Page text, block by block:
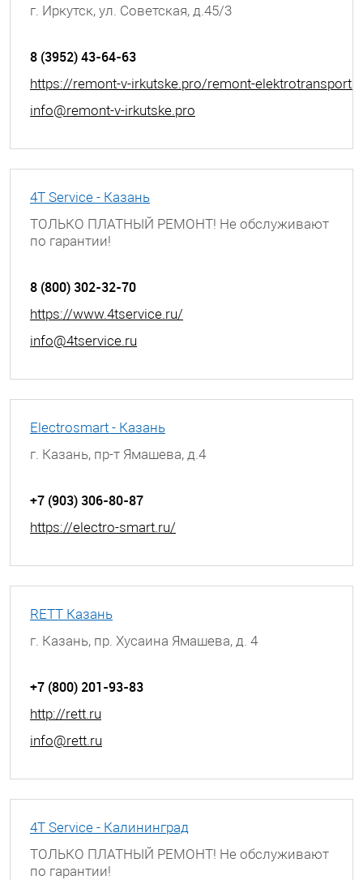
г. Иркутск, ул. Советская, д.45/3
8 (3952) 43-64-63
https://remont-v-irkutske.pro/remont-elektrotransporta
info@remont-v-irkutske.pro
4T Service - Казань
ТОЛЬКО ПЛАТНЫЙ РЕМОНТ! Не обслуживают
по гарантии!
8 (800) 302-32-70
https://www.4tservice.ru/
info@4tservice.ru
Electrosmart - Казань
г. Казань, пр-т Ямашева, д.4
+7 (903) 306-80-87
https://electro-smart.ru/
RETT Казань
г. Казань, пр. Хусаина Ямашева, д. 4
+7 (800) 201-93-83
http://rett.ru
info@rett.ru
4T Service - Калининград
ТОЛЬКО ПЛАТНЫЙ РЕМОНТ! Не обслуживают
по гарантии!